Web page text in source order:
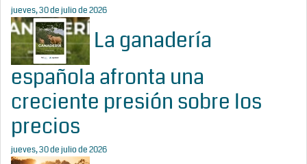
jueves, 30 de julio de 2026
La ganadería
española afronta una
creciente presión sobre los
precios
jueves, 30 de julio de 2026